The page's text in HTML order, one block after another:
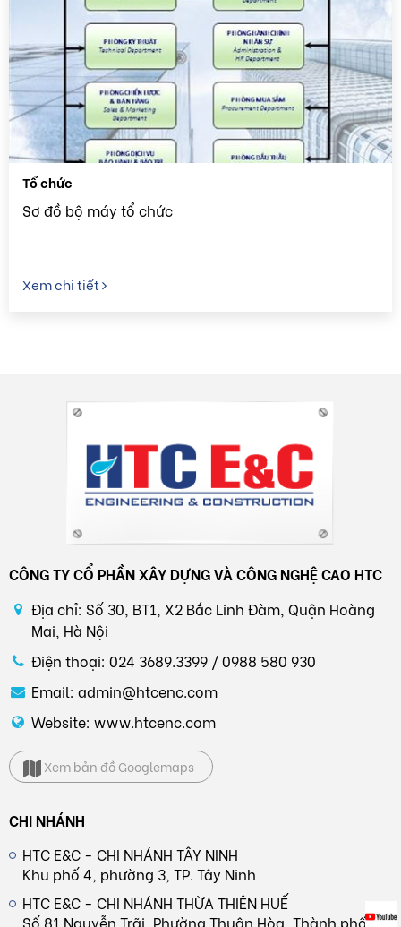
Tổ chức
Sơ đồ bộ máy tổ chức
Xem chi tiết
CÔNG TY CỔ PHẦN XÂY DỰNG VÀ CÔNG NGHỆ CAO HTC
Địa chỉ: Số 30, BT1, X2 Bắc Linh Đàm, Quận Hoàng
Mai, Hà Nội
Điện thoại: 024 3689.3399 / 0988 580 930
Email: admin@htcenc.com
Website: www.htcenc.com
Xem bản đồ Googlemaps
CHI NHÁNH
HTC E&C - CHI NHÁNH TÂY NINH
Khu phố 4, phường 3, TP. Tây Ninh
HTC E&C - CHI NHÁNH THỪA THIÊN HUẾ
Số 81 Nguyễn Trãi, Phường Thuận Hòa, Thành phố